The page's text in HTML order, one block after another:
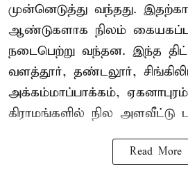
முன்னெடுத்து வந்தது.
ஆண்டுகளாக நிலம்
நடைபெற்று வந்தன. இந்த
வளத்தூர், தண்டலூர்,
அக்கம்மாப்பாக்கம்,
கிராமங்களில் நில அளவீட்டு
Read More